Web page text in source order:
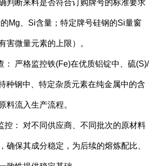
判断来料是否符合订购牌号的标准要求
的Mg、Si含量；特定牌号硅钢的Si量窗
害微量元素的上限）。
严格监控铁(Fe)在优质铝锭中、硫(S)/
种钢中、特定杂质元素在纯金属中的含
料流入生产流程。
： 对不同供应商、不同批次的原材料
确保其成分稳定，为后续的熔炼配比、